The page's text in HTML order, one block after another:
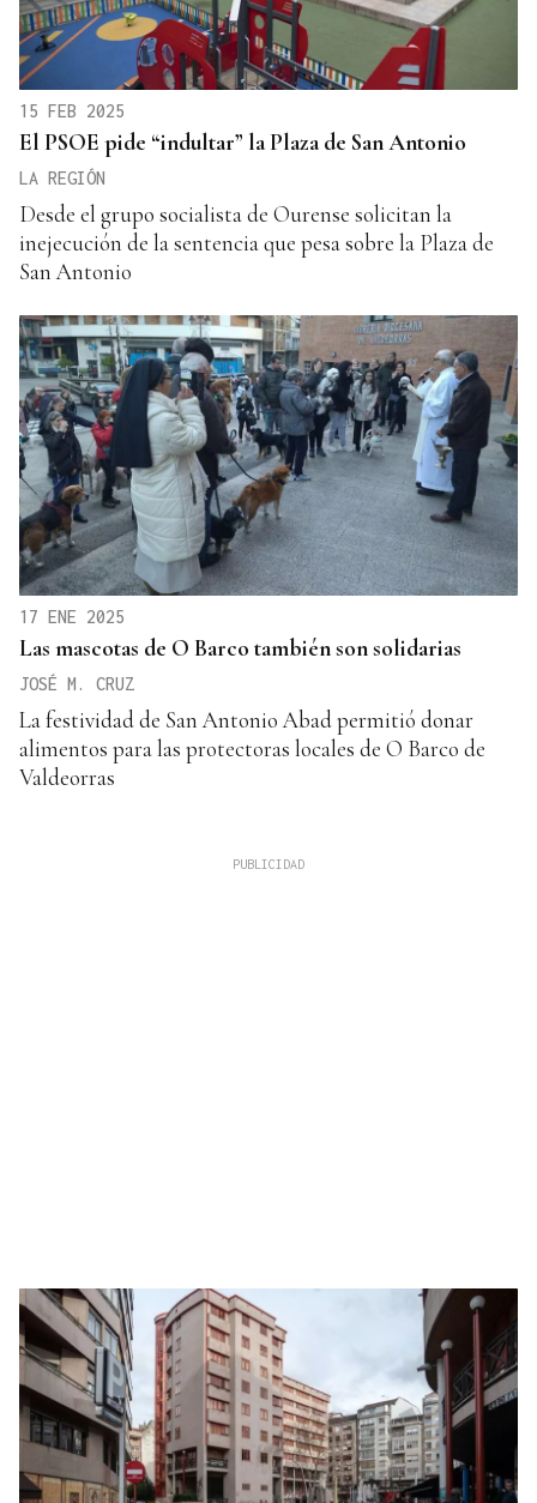
15 FEB 2025
El PSOE pide “indultar” la Plaza de San Antonio
LA REGIÓN
Desde el grupo socialista de Ourense solicitan la
inejecución de la sentencia que pesa sobre la Plaza de
San Antonio
17 ENE 2025
Las mascotas de O Barco también son solidarias
JOSÉ M. CRUZ
La festividad de San Antonio Abad permitió donar
alimentos para las protectoras locales de O Barco de
Valdeorras